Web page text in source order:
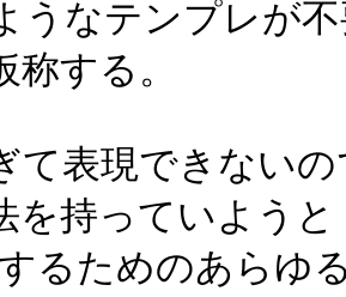
うなテンプレが
称する。
て表現できない
を持っていようと
るためのあらゆ